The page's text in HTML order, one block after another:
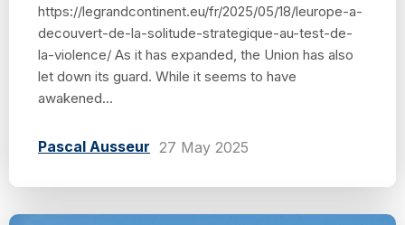
https://legrandcontinent.eu/fr/2025/05/18/leurope-a-
decouvert-de-la-solitude-strategique-au-test-de-
la-violence/ As it has expanded, the Union has also
let down its guard. While it seems to have
awakened...
Pascal Ausseur 27 May 2025